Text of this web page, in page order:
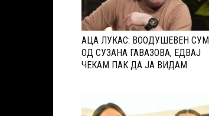
АЦА ЛУКАС: ВООДУШЕВЕН СУМ
ОД СУЗАНА ГАВАЗОВА, ЕДВАЈ
ЧЕКАМ ПАК ДА ЈА ВИДАМ